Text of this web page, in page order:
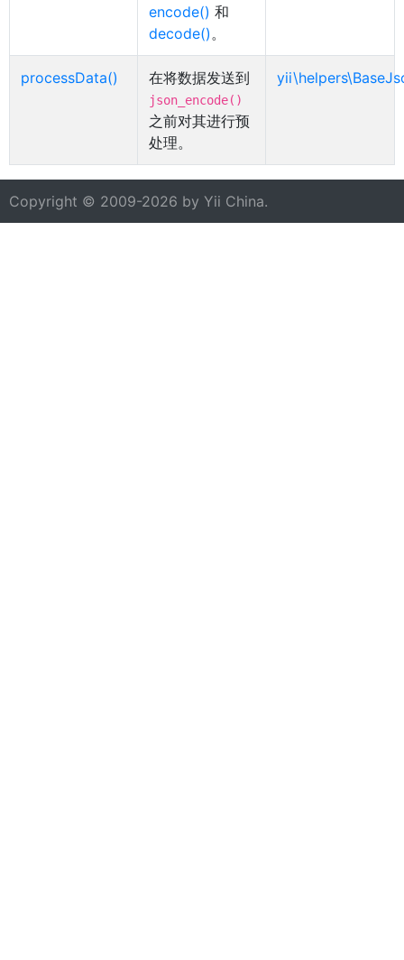
encode() 和
decode()。
processData() 在将数据发送到
json_encode()
之前对其进行预
处理。
Copyright © 2009-2026 by Yii China.